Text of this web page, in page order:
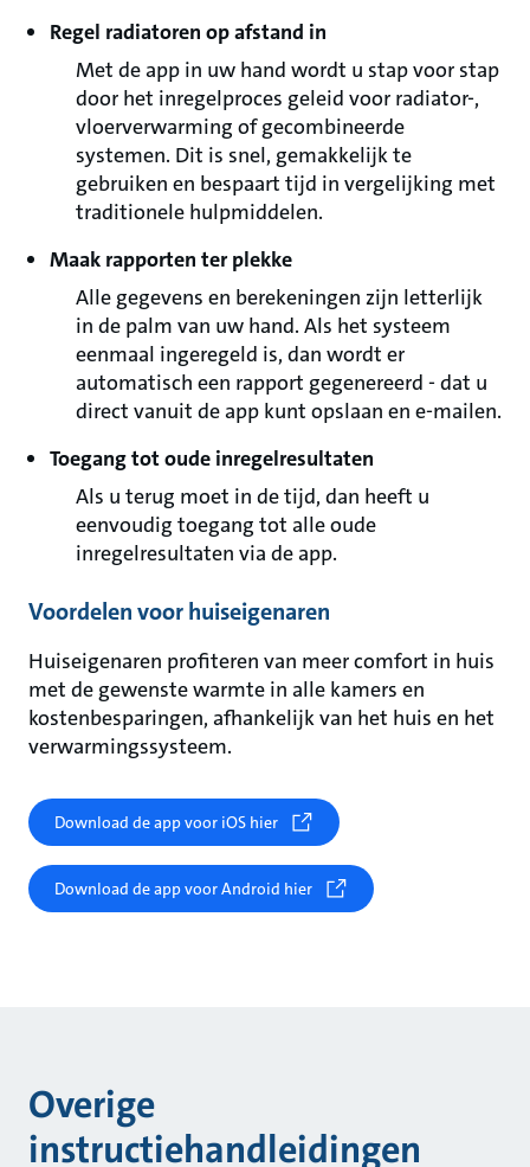
Regel radiatoren op afstand in
Met de app in uw hand wordt u stap voor stap
door het inregelproces geleid voor radiator-,
vloerverwarming of gecombineerde
systemen. Dit is snel, gemakkelijk te
gebruiken en bespaart tijd in vergelijking met
traditionele hulpmiddelen.
Maak rapporten ter plekke
Alle gegevens en berekeningen zijn letterlijk
in de palm van uw hand. Als het systeem
eenmaal ingeregeld is, dan wordt er
automatisch een rapport gegenereerd - dat u
direct vanuit de app kunt opslaan en e-mailen.
Toegang tot oude inregelresultaten
Als u terug moet in de tijd, dan heeft u
eenvoudig toegang tot alle oude
inregelresultaten via de app.
Voordelen voor huiseigenaren
Huiseigenaren profiteren van meer comfort in huis
met de gewenste warmte in alle kamers en
kostenbesparingen, afhankelijk van het huis en het
verwarmingssysteem.
Download de app voor iOS hier
Download de app voor Android hier
Overige
instructiehandleidingen